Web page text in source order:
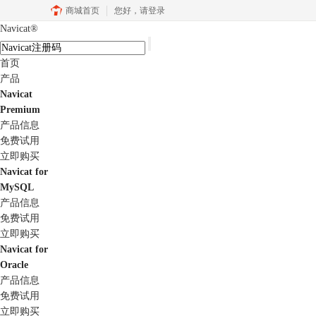
商城首页 您好， 请登录
Navicat®
首页
产品
Navicat
Premium
产品信息
免费试用
立即购买
Navicat for
MySQL
产品信息
免费试用
立即购买
Navicat for
Oracle
产品信息
免费试用
立即购买